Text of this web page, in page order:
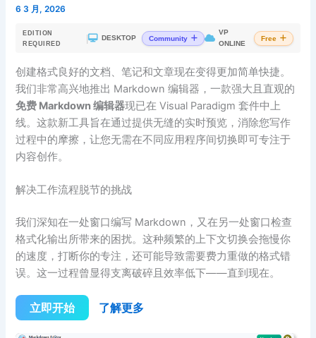
6 3 月, 2026
EDITION
REQUIRED
| DESKTOP Community
VP
ONLINE
Free
创建格式良好的文档、笔记和文章现在变得更加简单快捷。
我们非常高兴地推出 Markdown 编辑器，一款强大且直观的
免费 Markdown 编辑器现已在 Visual Paradigm 套件中上
线。这款新工具旨在通过提供无缝的实时预览，消除您写作
过程中的摩擦，让您无需在不同应用程序间切换即可专注于
内容创作。
解决工作流程脱节的挑战
我们深知在一处窗口编写 Markdown，又在另一处窗口检查
格式化输出所带来的困扰。这种频繁的上下文切换会拖慢你
的速度，打断你的专注，还可能导致需要费力重做的格式错
误。这一过程曾显得支离破碎且效率低下——直到现在。
立即开始 了解更多